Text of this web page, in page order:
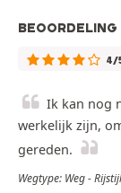
4/
Ik kan nog
werkelijk zijn,
gereden.
Wegtype: Weg -